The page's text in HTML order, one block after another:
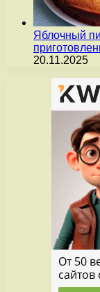
Яблочный
20.11.2025